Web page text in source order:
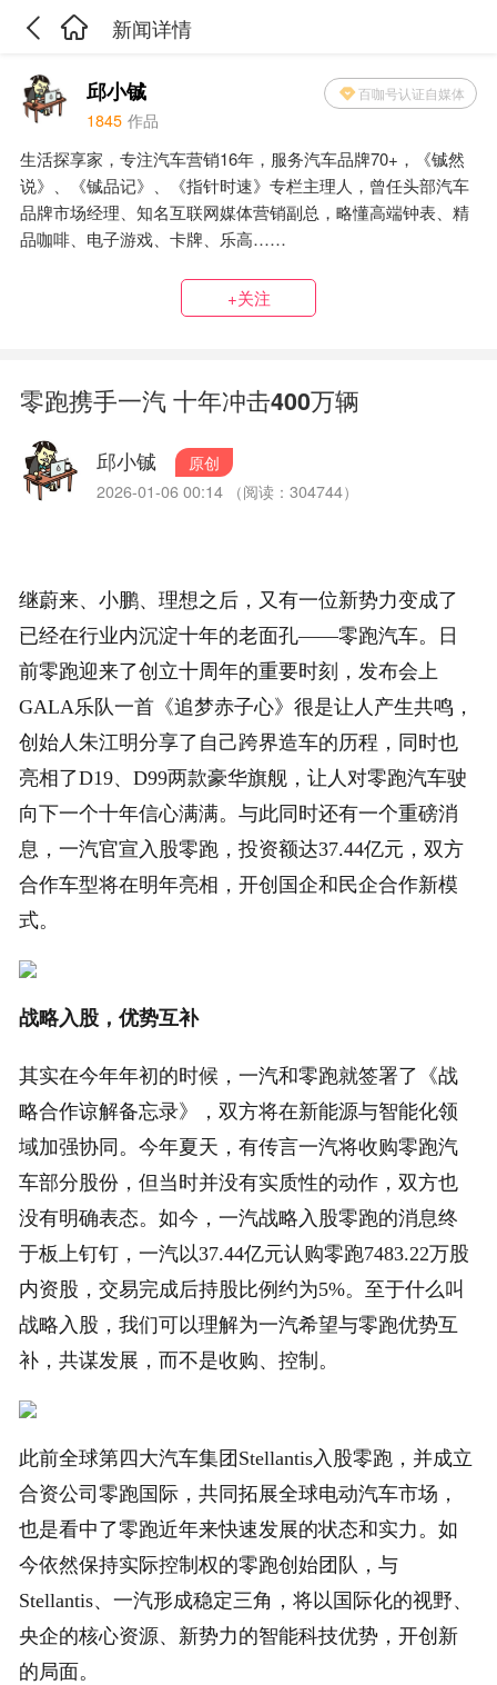
新闻详情
邱小铖 百咖号认证自媒体
1845 作品
生活探享家，专注汽车营销16年，服务汽车品牌70+，《铖然
说》、《铖品记》、《指针时速》专栏主理人，曾任头部汽车
品牌市场经理、知名互联网媒体营销副总，略懂高端钟表、精
品咖啡、电子游戏、卡牌、乐高……
+关注
零跑携手一汽 十年冲击400万辆
邱小铖
原创
2026-01-06 00:14 （阅读：304744）
继蔚来、小鹏、理想之后，又有一位新势力变成了
已经在行业内沉淀十年的老面孔——零跑汽车。日
前零跑迎来了创立十周年的重要时刻，发布会上
GALA乐队一首《追梦赤子心》很是让人产生共鸣，
创始人朱江明分享了自己跨界造车的历程，同时也
亮相了D19、D99两款豪华旗舰，让人对零跑汽车驶
向下一个十年信心满满。与此同时还有一个重磅消
息，一汽官宣入股零跑，投资额达37.44亿元，双方
合作车型将在明年亮相，开创国企和民企合作新模
式。
战略入股，优势互补
其实在今年年初的时候，一汽和零跑就签署了《战
略合作谅解备忘录》，双方将在新能源与智能化领
域加强协同。今年夏天，有传言一汽将收购零跑汽
车部分股份，但当时并没有实质性的动作，双方也
没有明确表态。如今，一汽战略入股零跑的消息终
于板上钉钉，一汽以37.44亿元认购零跑7483.22万股
内资股，交易完成后持股比例约为5%。至于什么叫
战略入股，我们可以理解为一汽希望与零跑优势互
补，共谋发展，而不是收购、控制。
此前全球第四大汽车集团Stellantis入股零跑，并成立
合资公司零跑国际，共同拓展全球电动汽车市场，
也是看中了零跑近年来快速发展的状态和实力。如
今依然保持实际控制权的零跑创始团队，与
Stellantis、一汽形成稳定三角，将以国际化的视野、
央企的核心资源、新势力的智能科技优势，开创新
的局面。